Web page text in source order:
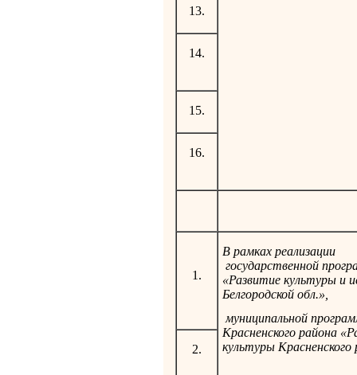
13.
14.
15.
16.
1.
В рамках реализации
государственной
«Развитие культуры и
Белгородской обл.»,
муниципальной
Красненского района
культуры
2.